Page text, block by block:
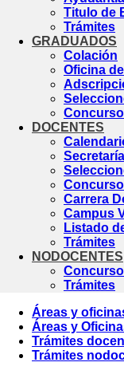
Titulo de
Trámites
GRADUADOS
Colación
Oficina
DOCENTES
Carrera
Campus
Listado
Trámites
NODOCENTES
Trámites
Áreas y
Áreas y
Trámites
Trámites